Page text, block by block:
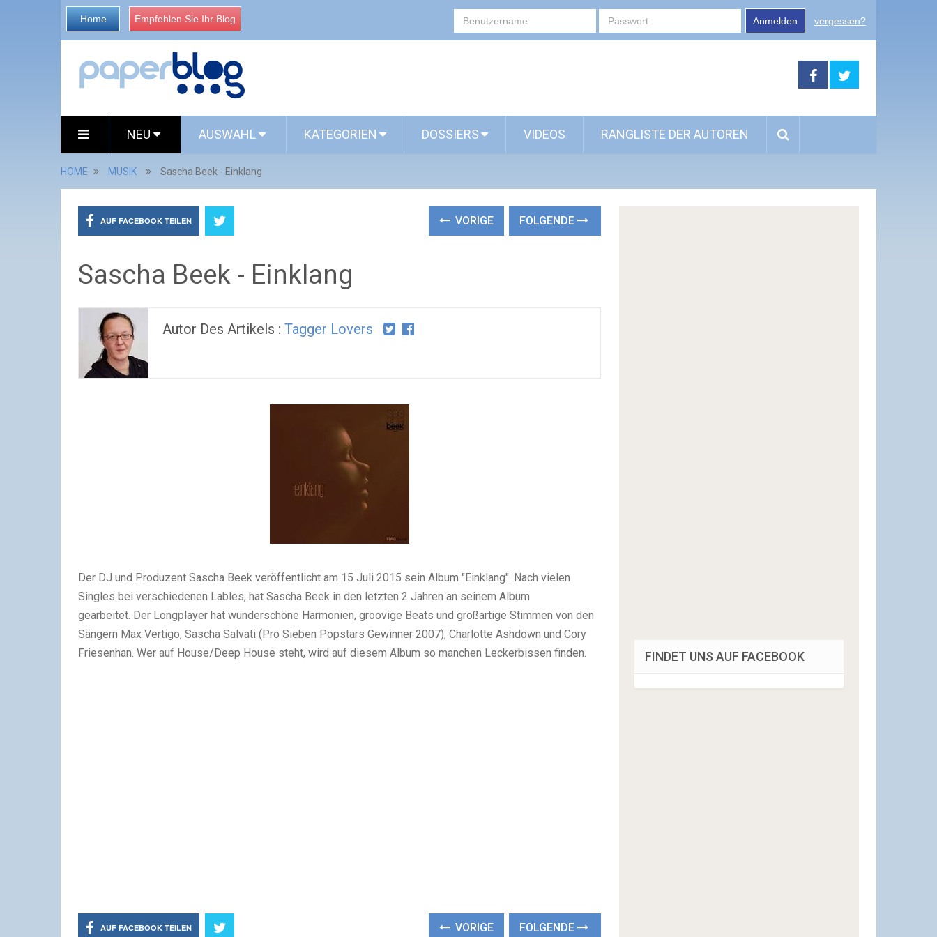
Home Empfehlen Sie Ihr Blog Anmelden vergessen?
NEU AUSWAHL KATEGORIEN DOSSIERS VIDEOS RANGLISTE DER AUTOREN
HOME MUSIK Sascha Beek - Einklang
AUF FACEBOOK TEILEN VORIGE FOLGENDE
Sascha Beek - Einklang
Autor Des Artikels : Tagger Lovers
Der DJ und Produzent Sascha Beek veröffentlicht am 15 Juli 2015 sein Album "Einklang". Nach vielen
Singles bei verschiedenen Lables, hat Sascha Beek in den letzten 2 Jahren an seinem Album
gearbeitet. Der Longplayer hat wunderschöne Harmonien, groovige Beats und großartige Stimmen von den
Sängern Max Vertigo, Sascha Salvati (Pro Sieben Popstars Gewinner 2007), Charlotte Ashdown und Cory
Friesenhan. Wer auf House/Deep House steht, wird auf diesem Album so manchen Leckerbissen finden.
AUF FACEBOOK TEILEN VORIGE FOLGENDE
FINDET UNS AUF FACEBOOK